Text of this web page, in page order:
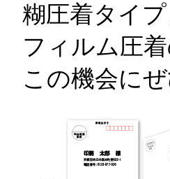
糊圧着タイ
フィルム圧
この機会に